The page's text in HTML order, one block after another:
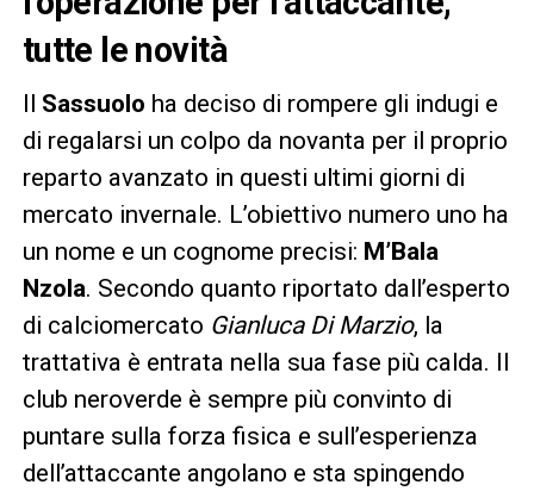
tutte le novità
Il Sassuolo ha deciso di rompere gli indugi e
di regalarsi un colpo da novanta per il proprio
reparto avanzato in questi ultimi giorni di
mercato invernale. L’obiettivo numero uno ha
un nome e un cognome precisi: M’Bala
Nzola. Secondo quanto riportato dall’esperto
di calciomercato Gianluca Di Marzio, la
trattativa è entrata nella sua fase più calda. Il
club neroverde è sempre più convinto di
puntare sulla forza fisica e sull’esperienza
dell’attaccante angolano e sta spingendo